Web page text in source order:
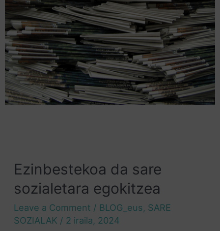
Ezinbestekoa da sare
sozialetara egokitzea
Leave a Comment / BLOG_eus, SARE
SOZIALAK / 2 iraila, 2024